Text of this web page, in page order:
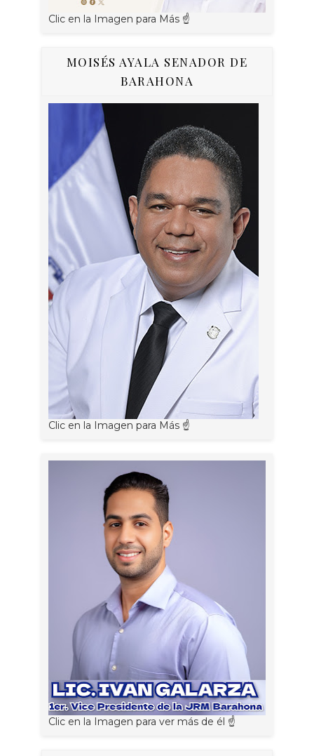
Clic en la Imagen para Más ☝
MOISÉS AYALA SENADOR DE
BARAHONA
Clic en la Imagen para Más ☝
Clic en la Imagen para ver más de él ☝